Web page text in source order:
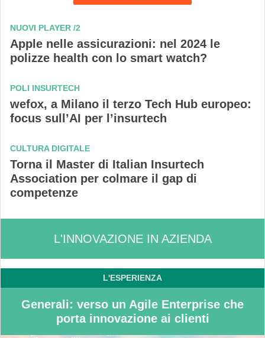
NUOVI PLAYER /2
Apple nelle assicurazioni: nel 2024 le
polizze health con lo smart watch?
POLI INSURTECH
wefox, a Milano il terzo Tech Hub europeo:
focus sull’AI per l’insurtech
CULTURA DIGITALE
Torna il Master di Italian Insurtech
Association per colmare il gap di
competenze
L'INNOVAZIONE IN AZIENDA
L'ESPERIENZA
Generali: verso un Agile Enterprise che
porta innovazione ai clienti